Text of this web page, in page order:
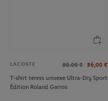
LACOSTE 80.00 € 56,00 €
T-shirt tennis unisexe Ultra-Dry Sport
Édition Roland Garros